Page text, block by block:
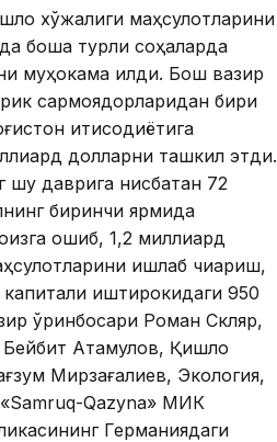
хўжалиги маҳсулотларини
бошқа турли соҳаларда
муҳокама қилди. Бош вазир
сармоядорларидан бири
иқтисодиётига
долларни ташкил этди.
шу даврига нисбатан 72
биринчи ярмида
ошиб, 1,2 миллиард
ишлаб чиқариш,
иштирокидаги 950
ўринбосари Роман Скляр,
Aтамқулов, Қишлоқ
Мирзағалиев, Экология,
«Samruq-Qazyna» МИК
Германиядаги